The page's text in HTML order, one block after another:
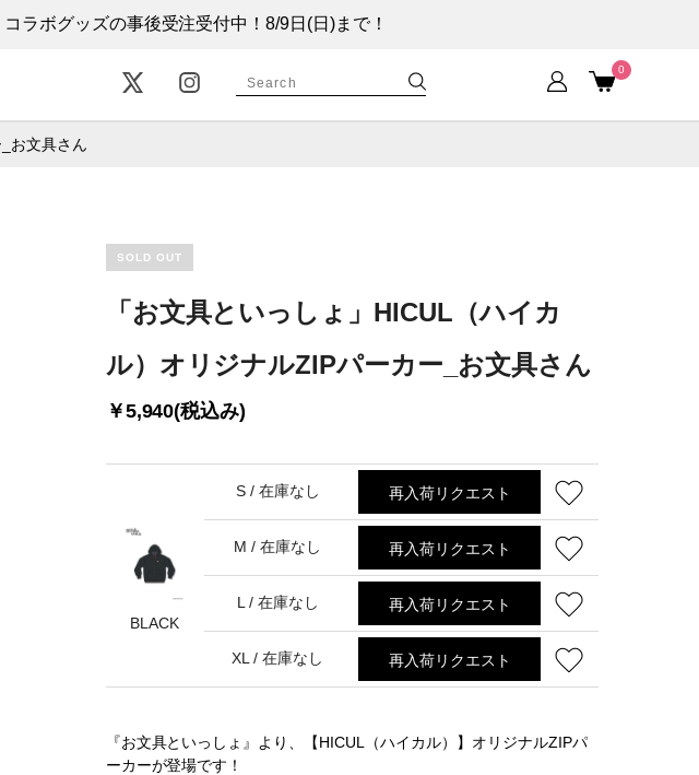
ラボグッズの事後受注受付中！8/9日(日)まで！
0
お文具さん
SOLD OUT
「お文具といっしょ」HICUL（ハイカ
ル）オリジナルZIPパーカー_お文具さん
￥5,940(税込み)
BLACK
S / 在庫なし 再入荷リクエスト
M /在庫なし 再入荷リクエスト
L / 在庫なし 再入荷リクエスト
XL /在庫なし 再入荷リクエスト
『お文具といっしょ』より、【HICUL（ハイカル）】オリジナルZIPパ
ーカーが登場です！